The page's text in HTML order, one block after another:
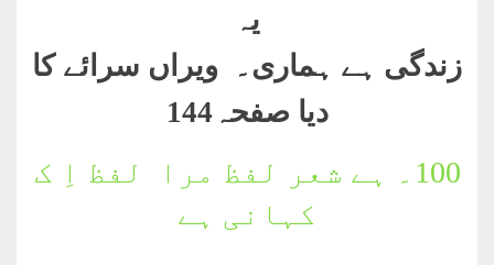
درعدن
یہ
زندگی ہے ہماری۔ ویراں سرائے کا
دیا صفحہ144
100۔
ہے شعر لفظ مرا لفظ اِ ک
کہانی ہے